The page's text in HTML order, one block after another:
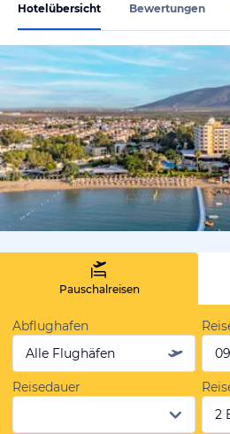
Hotelübersicht Bewertungen
Pauschalreisen
Abflughafen
Alle Flughäfen
Reisedauer
2